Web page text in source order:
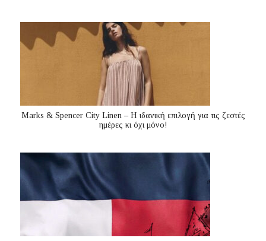
Marks & Spencer City Linen – Η ιδανική επιλογή για τις ζεστές
ημέρες κι όχι μόνο!